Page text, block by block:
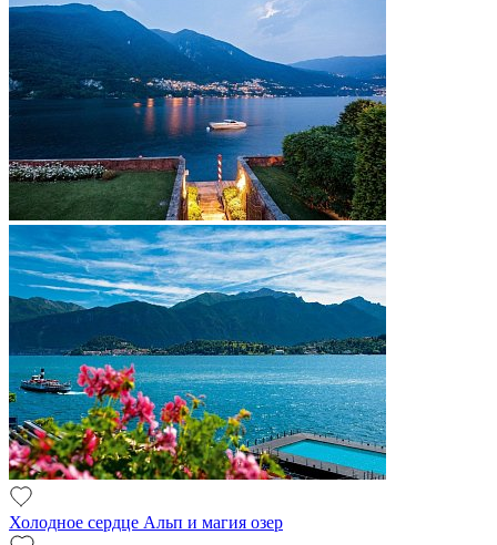
Холодное сердце Альп и магия озер